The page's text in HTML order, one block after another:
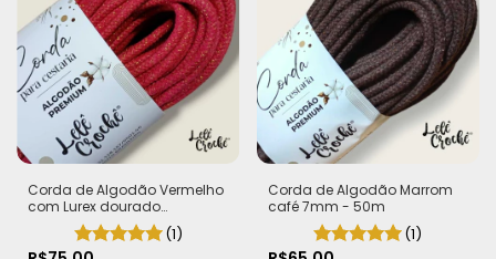
Corda de Algodão Vermelho
com Lurex dourado
"Morango do Amor" 7mm -
Edição Limitada |
(1)
Corda de Algodão Marrom
café 7mm - 50m
(1)